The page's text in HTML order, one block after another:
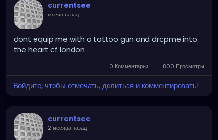
Why it will never be solved:
•Contaminated Evidence: 19th-century policing
lacked modern forensics. Fingerprinting wasn't
utilized yet, crime scenes were heavily
contaminated by onlookers, and DNA profiling didn't
•Degraded DNA: While people occasionally claim to
have found "the match" on old shawls or letters, the
physical items have been handled by hundreds of
evidence completely unreliable. The living witnesses
and the killer are long dead, taking the secret to the
grave.
currentsee
месяц назад-
dont equip me with a tattoo gun and dropme into
the heart of london
0 Комментарии 800 Просмотры
Войдите, чтобы отмечать, делиться и комментировать!
currentsee
2 месяца назад-